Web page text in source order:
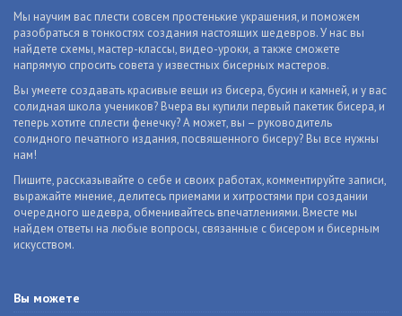
Мы научим вас плести совсем простенькие украшения, и поможем
разобраться в тонкостях создания настоящих шедевров. У нас вы
найдете схемы, мастер-классы, видео-уроки, а также сможете
напрямую спросить совета у известных бисерных мастеров.
Вы умеете создавать красивые вещи из бисера, бусин и камней, и у вас
солидная школа учеников? Вчера вы купили первый пакетик бисера, и
теперь хотите сплести фенечку? А может, вы – руководитель
солидного печатного издания, посвященного бисеру? Вы все нужны
нам!
Пишите, рассказывайте о себе и своих работах, комментируйте записи,
выражайте мнение, делитесь приемами и хитростями при создании
очередного шедевра, обменивайтесь впечатлениями. Вместе мы
найдем ответы на любые вопросы, связанные с бисером и бисерным
искусством.
Вы можете